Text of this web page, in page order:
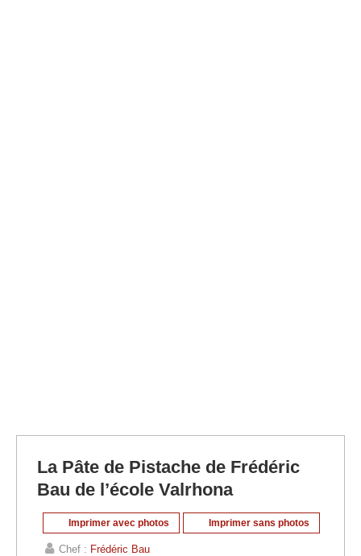
La Pâte de Pistache de Frédéric
Bau de l’école Valrhona
Imprimer avec photos Imprimer sans photos
Chef : Frédéric Bau